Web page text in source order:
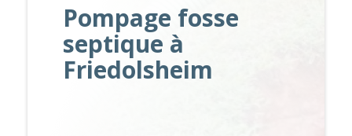
Pompage fosse
septique à
Friedolsheim